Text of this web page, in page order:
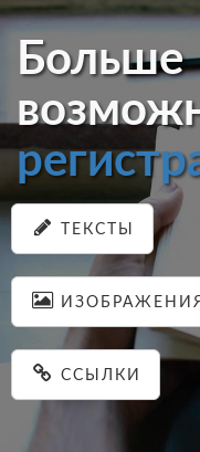
Больше
ТЕКСТЫ
ИЗОБРАЖЕНИЯ
ССЫЛКИ